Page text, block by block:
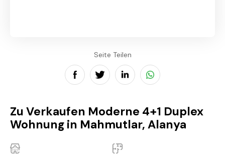
Seite Teilen
Zu Verkaufen Moderne 4+1 Duplex
Wohnung in Mahmutlar, Alanya